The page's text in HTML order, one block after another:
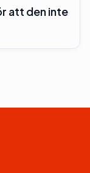
att den inte